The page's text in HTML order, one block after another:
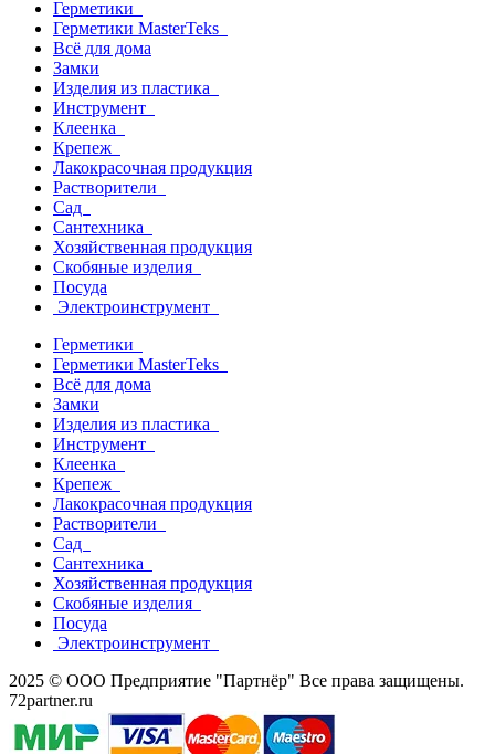
Герметики
Герметики MasterTeks
Всё для дома
Замки
Изделия из пластика
Инструмент
Клеенка
Крепеж
Лакокрасочная продукция
Растворители
Сад
Сантехника
Хозяйственная продукция
Скобяные изделия
Посуда
Электроинструмент
Герметики
Герметики MasterTeks
Всё для дома
Замки
Изделия из пластика
Инструмент
Клеенка
Крепеж
Лакокрасочная продукция
Растворители
Сад
Сантехника
Хозяйственная продукция
Скобяные изделия
Посуда
Электроинструмент
2025 © ООО Предприятие "Партнёр" Все права защищены.
72partner.ru